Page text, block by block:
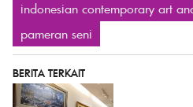
indonesian contemporary art
pameran seni
BERITA TERKAIT